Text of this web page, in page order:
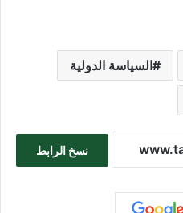
السياسة الدولية
نسخ الرابط